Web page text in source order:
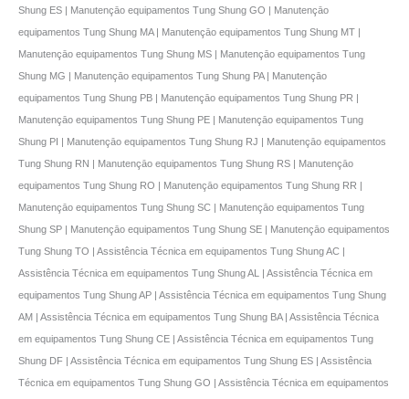
Shung ES | Manutençāo equipamentos Tung Shung GO | Manutençāo
equipamentos Tung Shung MA | Manutençāo equipamentos Tung Shung MT |
Manutençāo equipamentos Tung Shung MS | Manutençāo equipamentos Tung
Shung MG | Manutençāo equipamentos Tung Shung PA | Manutençāo
equipamentos Tung Shung PB | Manutençāo equipamentos Tung Shung PR |
Manutençāo equipamentos Tung Shung PE | Manutençāo equipamentos Tung
Shung PI | Manutençāo equipamentos Tung Shung RJ | Manutençāo equipamentos
Tung Shung RN | Manutençāo equipamentos Tung Shung RS | Manutençāo
equipamentos Tung Shung RO | Manutençāo equipamentos Tung Shung RR |
Manutençāo equipamentos Tung Shung SC | Manutençāo equipamentos Tung
Shung SP | Manutençāo equipamentos Tung Shung SE | Manutençāo equipamentos
Tung Shung TO | Assistência Técnica em equipamentos Tung Shung AC |
Assistência Técnica em equipamentos Tung Shung AL | Assistência Técnica em
equipamentos Tung Shung AP | Assistência Técnica em equipamentos Tung Shung
AM | Assistência Técnica em equipamentos Tung Shung BA | Assistência Técnica
em equipamentos Tung Shung CE | Assistência Técnica em equipamentos Tung
Shung DF | Assistência Técnica em equipamentos Tung Shung ES | Assistência
Técnica em equipamentos Tung Shung GO | Assistência Técnica em equipamentos